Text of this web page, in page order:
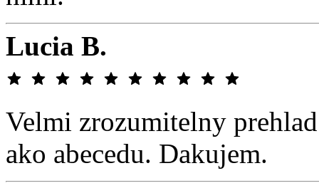
Lucia B.
Velmi zrozumitelny
ako abecedu. Dakujem.